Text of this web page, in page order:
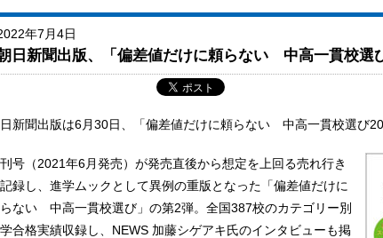
年7月4日
日新聞出版、「偏差値だけに頼らない 中高一貫校選
新聞出版は6月30日、「偏差値だけに頼らない 中高一貫校選び
号（2021年6月発売）が発売直後から想定を上回る売れ行き
録し、進学ムックとして異例の重版となった「偏差値だけに
ない 中高一貫校選び」の第2弾。全国387校のカテゴリー別
合格実績収録し、NEWS 加藤シゲアキ氏のインタビューも掲